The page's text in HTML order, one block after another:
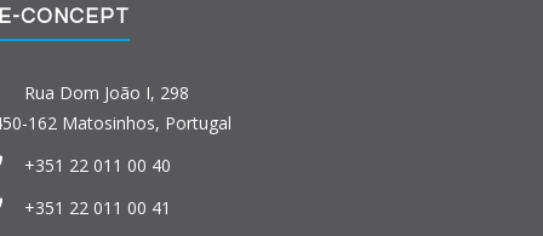
CONCEPT
Rua Dom João I, 298
162 Matosinhos, Portugal
+351 22 011 00 40
+351 22 011 00 41